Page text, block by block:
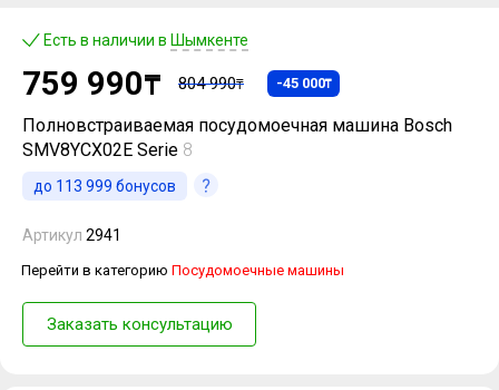
Полновстраиваемая посудомоечная машина Bosch
SMV8YCX02E Serie 8
Артикул 2941
Перейти в категорию Посудомоечные машины
Заказать консультацию
Есть в наличии в Шымкенте
до 113 999 бонусов
759 990₸ 804 990₸ -45 000₸